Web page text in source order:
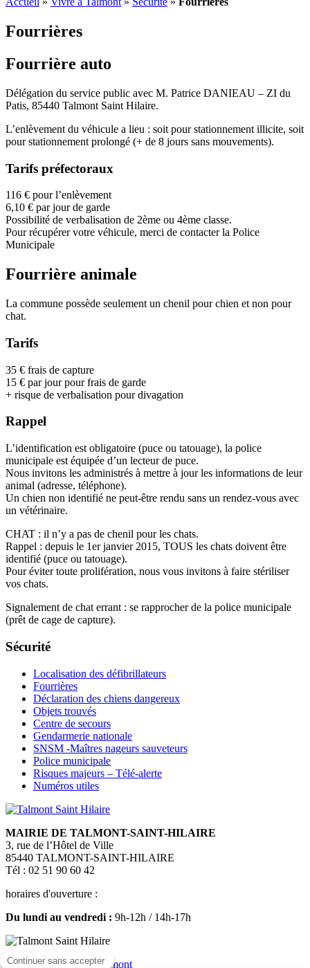
Fourrières
Fourrière auto
Délégation du service public avec M. Patrice DANIEAU – ZI du
Patis, 85440 Talmont Saint Hilaire.
L’enlèvement du véhicule a lieu : soit pour stationnement illicite, soit
pour stationnement prolongé (+ de 8 jours sans mouvements).
Tarifs préfectoraux
116 € pour l’enlèvement
6,10 € par jour de garde
Possibilité de verbalisation de 2ème ou 4ème classe.
Pour récupérer votre véhicule, merci de contacter la Police
Municipale
Fourrière animale
La commune possède seulement un chenil pour chien et non pour
chat.
Tarifs
35 € frais de capture
15 € par jour pour frais de garde
+ risque de verbalisation pour divagation
Rappel
L’identification est obligatoire (puce ou tatouage), la police
municipale est équipée d’un lecteur de puce.
Nous invitons les administrés à mettre à jour les informations de leur
animal (adresse, téléphone).
Un chien non identifié ne peut-être rendu sans un rendez-vous avec
un vétérinaire.
CHAT : il n’y a pas de chenil pour les chats.
Rappel : depuis le 1er janvier 2015, TOUS les chats doivent être
identifié (puce ou tatouage).
Pour éviter toute prolifération, nous vous invitons à faire stériliser
vos chats.
Signalement de chat errant : se rapprocher de la police municipale
(prêt de cage de capture).
Sécurité
Localisation des défibrillateurs
Fourrières
Déclaration des chiens dangereux
Objets trouvés
Centre de secours
Gendarmerie nationale
SNSM -Maîtres nageurs sauveteurs
Police municipale
Risques majeurs – Télé-alerte
Numéros utiles
MAIRIE DE TALMONT-SAINT-HILAIRE
3, rue de l’Hôtel de Ville
85440 TALMONT-SAINT-HILAIRE
Tél : 02 51 90 60 42
horaires d'ouverture :
Du lundi au vendredi : 9h-12h / 14h-17h